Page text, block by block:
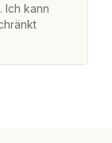
Ich kann